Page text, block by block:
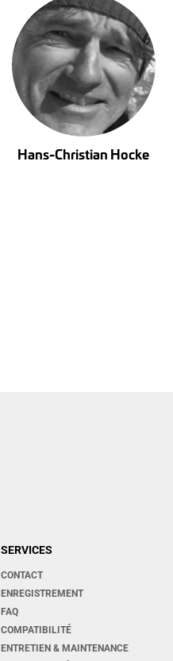
Hans-Christian Hocke
SERVICES
CONTACT
ENREGISTREMENT
FAQ
COMPATIBILITÉ
ENTRETIEN & MAINTENANCE